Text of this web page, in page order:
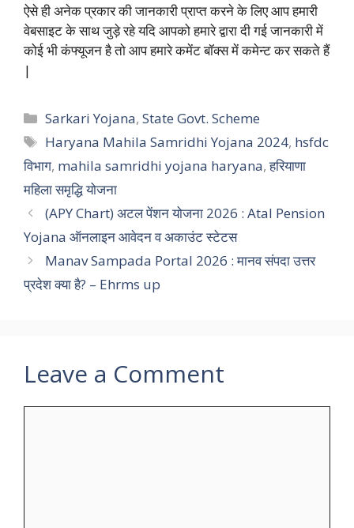
ऐसे ही अनेक प्रकार की जानकारी प्राप्त करने के लिए आप हमारी
वेबसाइट के साथ जुड़े रहे यदि आपको हमारे द्वारा दी गई जानकारी में
कोई भी कंफ्यूजन है तो आप हमारे कमेंट बॉक्स में कमेन्ट कर सकते हैं
|
Categories
Sarkari Yojana,State Govt. Scheme
Tags
Haryana Mahila Samridhi Yojana 2024, hsfdc
विभाग, mahila samridhi yojana haryana,हरियाणा
महिला समृद्धि योजना
(APY Chart) अटल पेंशन योजना 2026 : Atal Pension
Yojana ऑनलाइन आवेदन व अकाउंट स्टेटस
Manav Sampada Portal 2026 : मानव संपदा उत्तर
प्रदेश क्या है? – Ehrms up
Leave a Comment